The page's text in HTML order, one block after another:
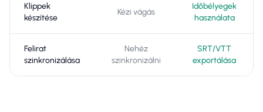
Klippek
készítése
Kézi vágás
Időbélyegek
használata
Felirat
szinkronizálása
Nehéz
szinkronizálni
SRT/VTT
exportálása